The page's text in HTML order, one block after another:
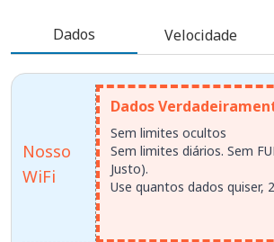
Dados Velocidade
Nosso
WiFi
Dados
Sem limites ocultos
Sem limites diários. Sem
Justo).
Use quantos dados quiser,